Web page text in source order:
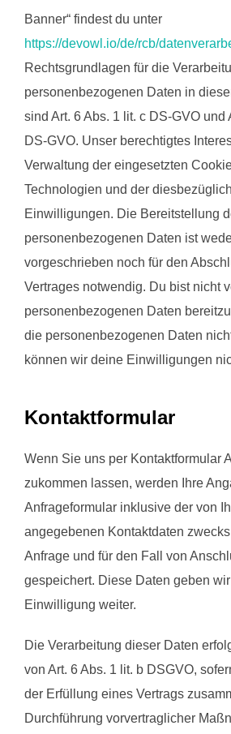
Banner“ findest du unter
https://devowl.io/de/rcb/
Rechtsgrundlagen für die
personenbezogenen Daten in
sind Art. 6 Abs. 1 lit. c DS-GVO und
DS-GVO. Unser berechtigtes
Verwaltung der eingesetzten
Technologien und der
Einwilligungen. Die Bereitstellung
personenbezogenen Daten ist
vorgeschrieben noch für den
Vertrages notwendig. Du bist nicht
personenbezogenen Daten
die personenbezogenen Daten
können wir deine Einwilligungen
Kontaktformular
Wenn Sie uns per Kontaktformular
zukommen lassen, werden Ihre
Anfrageformular inklusive der von
angegebenen Kontaktdaten
Anfrage und für den Fall von
gespeichert. Diese Daten geben
Einwilligung weiter.
Die Verarbeitung dieser Daten
von Art. 6 Abs. 1 lit. b DSGVO,
der Erfüllung eines Vertrags
Durchführung vorvertraglicher